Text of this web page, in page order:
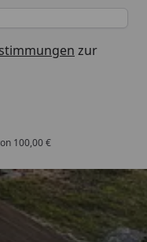
zur
100,00 €